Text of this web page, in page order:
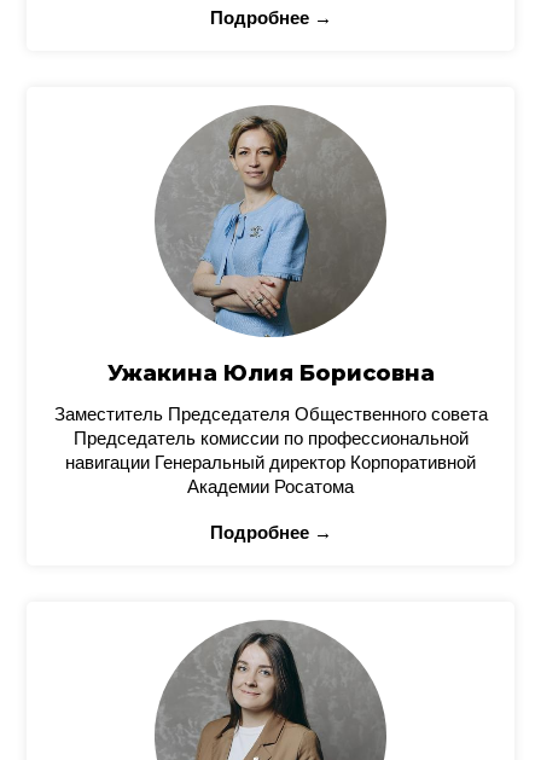
Подробнее →
Ужакина Юлия Борисовна
Заместитель Председателя Общественного совета
Председатель комиссии по профессиональной
навигации Генеральный директор Корпоративной
Академии Росатома
Подробнее →